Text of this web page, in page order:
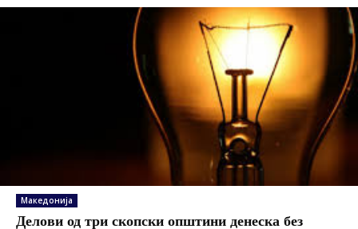
Македонија
Делови од три скопски општини денеска без